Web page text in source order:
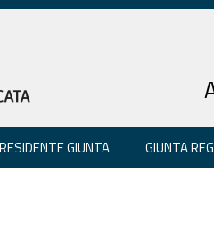
GIUNTA GIUNTA